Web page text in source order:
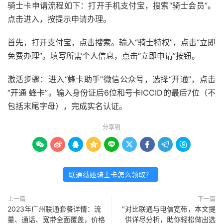
骑士卡申请流程如下：打开手机支付宝，搜索“骑士会员”。
点击进入，按提示申请办理。
首先，打开支付宝，点击搜索。输入“骑士特权”，点击“立即
免费办理”。填写所需个人信息，点击“立即申请”按钮。
激活步骤：进入“蜂卡助手”微信公众号，选择“开通”，点击
“开通 蜂卡”。输入身份证后6位和号卡ICCID的最后7位（不
包括末尾字母），完成实名认证。
分享到
        
联通薇娅骑士卡怎么领取？
上一篇
2023年广州联通套餐详情：流
量、通话、宽带全面覆盖，价格
下一篇
"对比联通与电信宽带，本文提
供详尽分析，助你轻松做出选